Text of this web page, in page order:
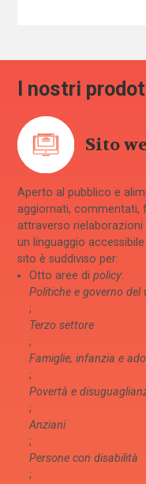
I nostri
Sito
Aperto al pubblico e
aggiornati, commentati,
attraverso rielaborazioni
un linguaggio
sito è suddiviso per:
Otto aree di policy:
Politiche e governo del
;
Terzo settore
;
Famiglie, infanzia e
;
Povertà e
;
Anziani
;
Persone con disabilità
;